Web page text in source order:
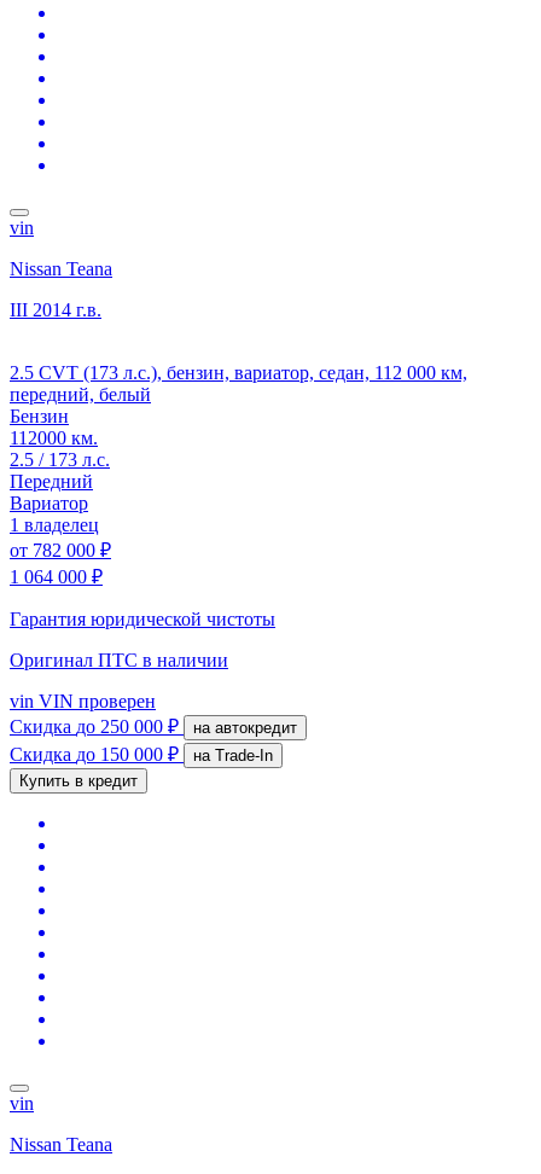
vin
Nissan Teana
III 2014 г.в.
2.5 CVT (173 л.с.), бензин, вариатор, седан, 112 000 км,
передний, белый
Бензин
112000 км.
2.5 / 173 л.с.
Передний
Вариатор
1 владелец
от 782 000 ₽
1 064 000 ₽
Гарантия юридической чистоты
Оригинал ПТС в наличии
vin VIN проверен
Скидка до 250 000 ₽ на автокредит
Скидка до 150 000 ₽
на Trade-In
Купить в кредит
vin
Nissan Teana